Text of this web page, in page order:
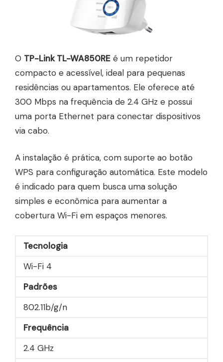
O TP-Link TL-WA850RE é um repetidor
compacto e acessível, ideal para pequenas
residências ou apartamentos. Ele oferece até
300 Mbps na frequência de 2.4 GHz e possui
uma porta Ethernet para conectar dispositivos
via cabo.
A instalação é prática, com suporte ao botão
WPS para configuração automática. Este modelo
é indicado para quem busca uma solução
simples e econômica para aumentar a
cobertura Wi-Fi em espaços menores.
Tecnologia
Wi-Fi 4
Padrões
802.11b/g/n
Frequência
2.4 GHz